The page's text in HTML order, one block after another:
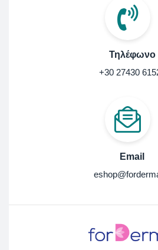
Τηλέφωνο
+30 27430
Email